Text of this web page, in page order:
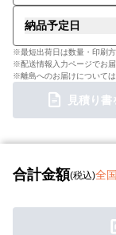
納品予定日
※最短出荷日は数量・印刷
※配送情報入力ページでお
※離島へのお届けについて
見積り書
合計金額(税込)全